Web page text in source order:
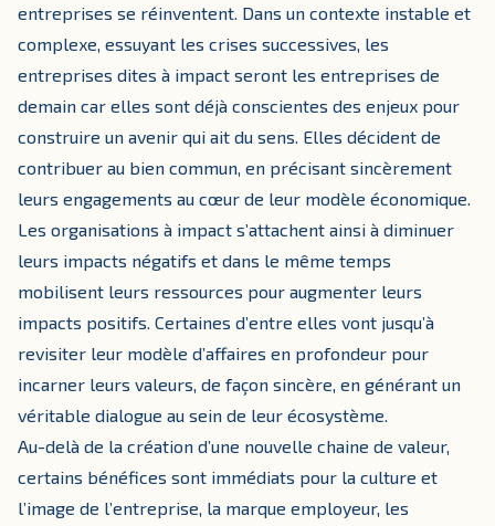
entreprises se réinventent. Dans un contexte instable et
complexe, essuyant les crises successives, les
entreprises dites à impact seront les entreprises de
demain car elles sont déjà conscientes des enjeux pour
construire un avenir qui ait du sens. Elles décident de
contribuer au bien commun, en précisant sincèrement
leurs engagements au cœur de leur modèle économique.
Les organisations à impact s’attachent ainsi à diminuer
leurs impacts négatifs et dans le même temps
mobilisent leurs ressources pour augmenter leurs
impacts positifs. Certaines d’entre elles vont jusqu’à
revisiter leur modèle d’affaires en profondeur pour
incarner leurs valeurs, de façon sincère, en générant un
véritable dialogue au sein de leur écosystème.
Au-delà de la création d’une nouvelle chaine de valeur,
certains bénéfices sont immédiats pour la culture et
l’image de l’entreprise, la marque employeur, les